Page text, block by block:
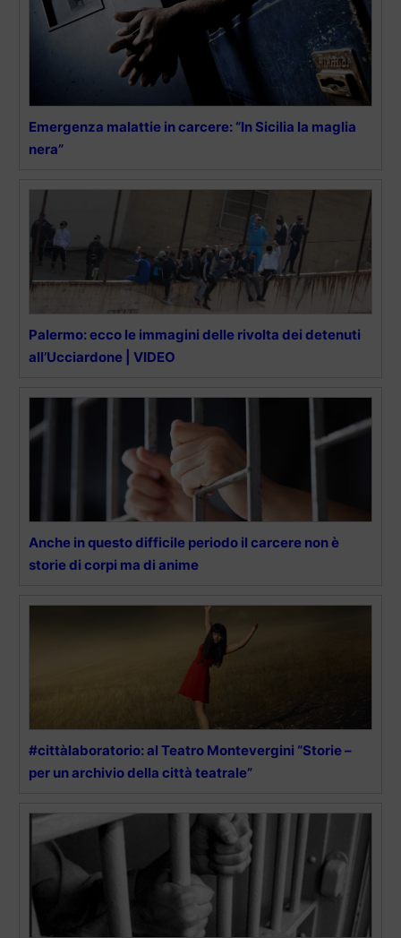
Emergenza malattie in carcere: “In Sicilia la maglia
nera”
Palermo: ecco le immagini delle rivolta dei detenuti
all’Ucciardone | VIDEO
Anche in questo difficile periodo il carcere non è
storie di corpi ma di anime
#cittàlaboratorio: al Teatro Montevergini “Storie –
per un archivio della città teatrale”